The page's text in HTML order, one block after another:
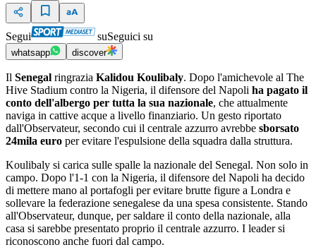
Segui suSeguici su
whatsapp discover
Il Senegal ringrazia Kalidou Koulibaly. Dopo l'amichevole al The
Hive Stadium contro la Nigeria, il difensore del Napoli ha pagato il
conto dell'albergo per tutta la sua nazionale, che attualmente
naviga in cattive acque a livello finanziario. Un gesto riportato
dall'Observateur, secondo cui il centrale azzurro avrebbe sborsato
24mila euro per evitare l'espulsione della squadra dalla struttura.
Koulibaly si carica sulle spalle la nazionale del Senegal. Non solo in
campo. Dopo l'1-1 con la Nigeria, il difensore del Napoli ha decido
di mettere mano al portafogli per evitare brutte figure a Londra e
sollevare la federazione senegalese da una spesa consistente. Stando
all'Observateur, dunque, per saldare il conto della nazionale, alla
casa si sarebbe presentato proprio il centrale azzurro. I leader si
riconoscono anche fuori dal campo.